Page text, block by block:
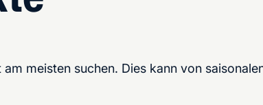
meisten suchen. Dies kann von